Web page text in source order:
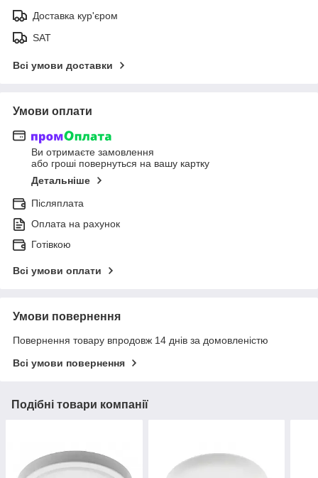
Доставка кур'єром
SAT
Всі умови доставки
Умови оплати
Ви отримаєте замовлення
або гроші повернуться на вашу картку
Детальніше
Післяплата
Оплата на рахунок
Готівкою
Всі умови оплати
Умови повернення
Повернення товару впродовж 14 днів за домовленістю
Всі умови повернення
Подібні товари компанії